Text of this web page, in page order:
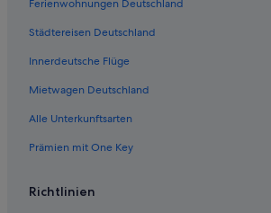
Ferienwohnungen Deutschland
Städtereisen Deutschland
Innerdeutsche Flüge
Mietwagen Deutschland
Alle Unterkunftsarten
Prämien mit One Key
Richtlinien